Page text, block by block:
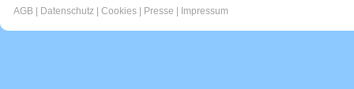
AGB Datenschutz Cookies Presse Impressum